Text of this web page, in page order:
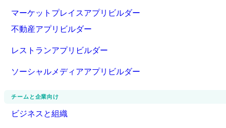
マーケットプレイスアプリビルダー
不動産アプリビルダー
レストランアプリビルダー
ソーシャルメディアアプリビルダー
チームと企業向け
ビジネスと組織